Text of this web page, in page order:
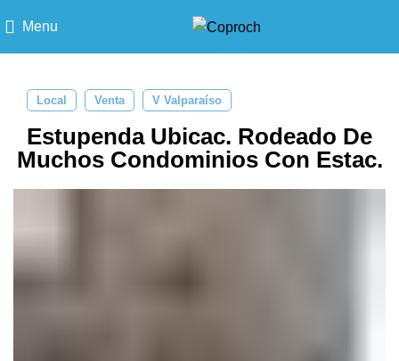
Menu
Local Venta V Valparaíso
Estupenda Ubicac. Rodeado De
Muchos Condominios Con Estac.